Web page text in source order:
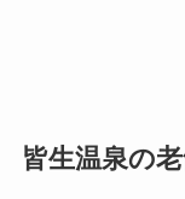
皆生温泉の